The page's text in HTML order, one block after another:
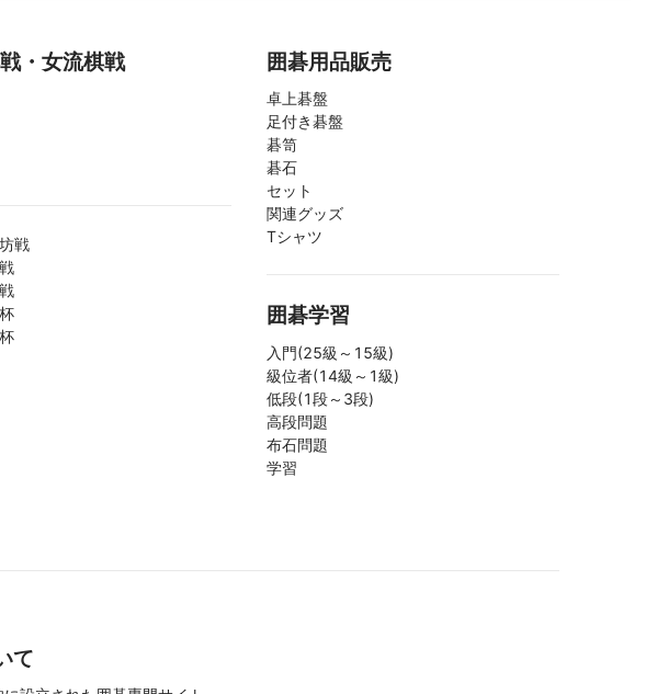
・女流棋戦
戦
囲碁用品販売
卓上碁盤
足付き碁盤
碁笥
碁石
セット
関連グッズ
Tシャツ
囲碁学習
入門(25級～15級)
級位者(14級～1級)
低段(1段～3段)
高段問題
布石問題
学習
て